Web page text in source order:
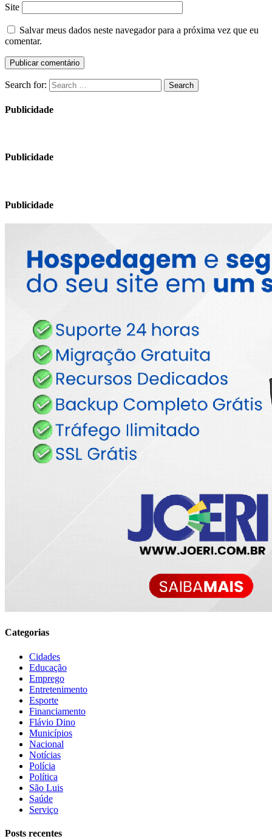
Site
Salvar meus dados neste navegador para a próxima vez que eu
comentar.
Search for: Search
Publicidade
Publicidade
Publicidade
Categorias
Cidades
Educação
Emprego
Entretenimento
Esporte
Financiamento
Flávio Dino
Municípios
Nacional
Notícias
Polícia
Política
São Luis
Saúde
Serviço
Posts recentes